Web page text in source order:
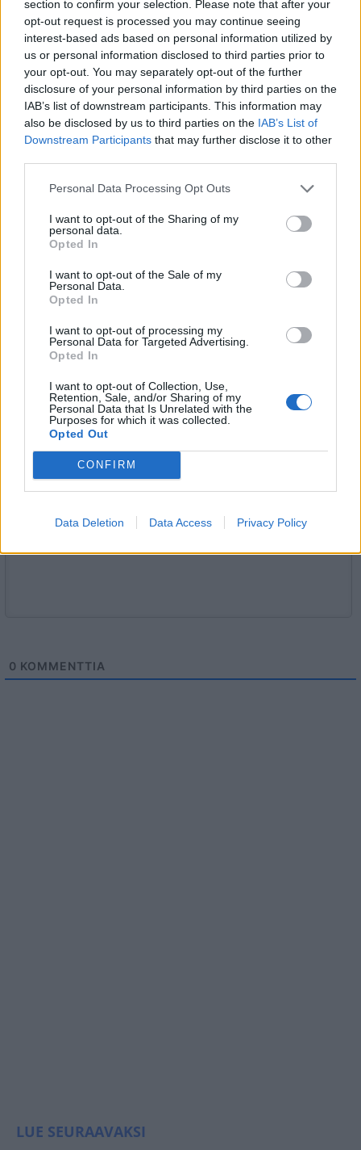
section to confirm your selection. Please note that after your
opt-out request is processed you may continue seeing
interest-based ads based on personal information utilized by
us or personal information disclosed to third parties prior to
your opt-out. You may separately opt-out of the further
disclosure of your personal information by third parties on the
IAB’s list of downstream participants. This information may
also be disclosed by us to third parties on the IAB’s List of
Downstream Participants that may further disclose it to other
Personal Data Processing Opt Outs
I want to opt-out of the Sharing of my
personal data.
Opted In
I want to opt-out of the Sale of my
Personal Data.
Opted In
I want to opt-out of processing my
Personal Data for Targeted Advertising.
Opted In
I want to opt-out of Collection, Use,
Retention, Sale, and/or Sharing of my
Personal Data that Is Unrelated with the
Purposes for which it was collected.
Opted Out
CONFIRM
Data Deletion Data Access Privacy Policy
SAME SAME BUT DIFFERENT🤰🏼🤱🏼
A POST SHARED BYSARA PARIKKA(@SARAPARIKKA) ON
Seuraa Gekkosta Instagramissa
Julkkikset
Salatut elämät
Sara Parikka Vauva
Heräsikö ajatuksia? Kerro mielipiteesi.
sääntöihin
✨ Nimikone
0 KOMMENTTIA
LUE SEURAAVAKSI